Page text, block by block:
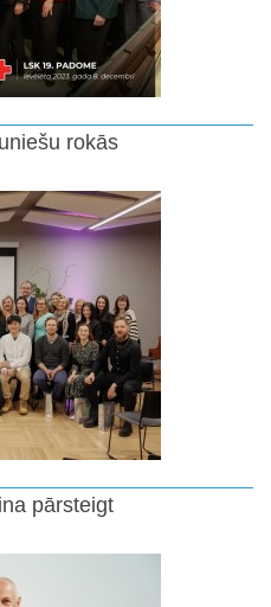
rokās
pārsteigt